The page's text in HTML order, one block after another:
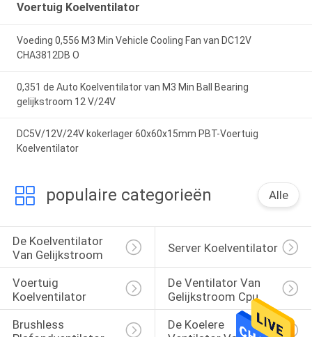
Voertuig Koelventilator
Voeding 0,556 M3 Min Vehicle Cooling Fan van DC12V
CHA3812DB O
0,351 de Auto Koelventilator van M3 Min Ball Bearing
gelijkstroom 12 V/24V
DC5V/12V/24V kokerlager 60x60x15mm PBT-Voertuig
Koelventilator
populaire categorieën Alle
De Koelventilator
Van Gelijkstroom
Server Koelventilator
Voertuig
Koelventilator
De Ventilator Van
Gelijkstroom Cpu
Brushless
De Koelere